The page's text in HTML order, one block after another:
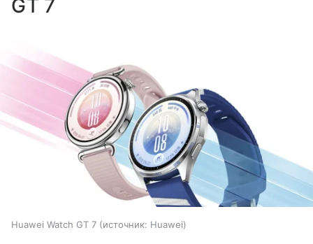
GT 7
Huawei Watch GT 7 источник: Huawei